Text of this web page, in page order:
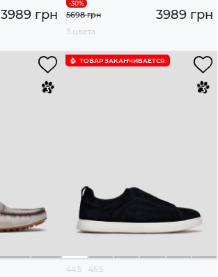
3989 грн 3989 грн
5698 грн
3 цвета
ТОВАР ЗАКАНЧИВАЕТСЯ
44.5 45.5